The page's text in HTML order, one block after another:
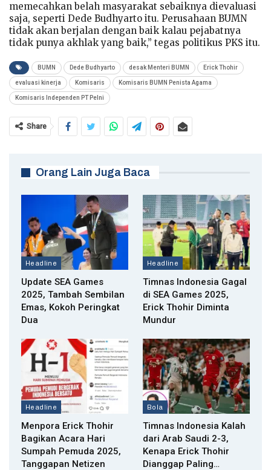
memecahkan belah masyarakat sebaiknya dievaluasi
saja, seperti Dede Budhyarto itu. Perusahaan BUMN
tidak akan berjalan dengan baik kalau pejabatnya
tidak punya akhlak yang baik,” tegas politikus PKS itu.
BUMN Dede Budhyarto desak Menteri BUMN Erick Thohir
evaluasi kinerja Komisaris Komisaris BUMN Penista Agama
Komisaris Independen PT Pelni
Share
Orang Lain Juga Baca
Headline
Update SEA Games
2025, Tambah Sembilan
Emas, Kokoh Peringkat
Dua
Headline
Timnas Indonesia Gagal
di SEA Games 2025,
Erick Thohir Diminta
Mundur
Headline
Menpora Erick Thohir
Bagikan Acara Hari
Sumpah Pemuda 2025,
Tanggapan Netizen
Bola
Timnas Indonesia Kalah
dari Arab Saudi 2-3,
Kenapa Erick Thohir
Dianggap Paling…